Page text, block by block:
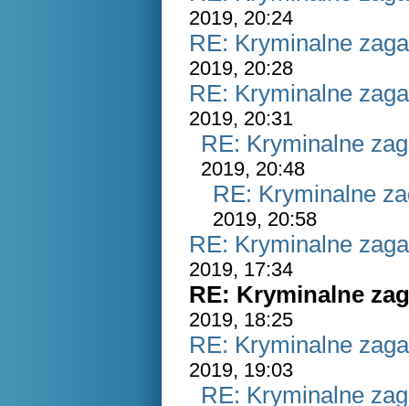
2019, 20:24
RE: Kryminalne
2019, 20:28
RE: Kryminalne
2019, 20:31
RE: Kryminalne
2019, 20:48
RE: Kryminalne
2019, 20:58
RE: Kryminalne
2019, 17:34
RE: Kryminalne
2019, 18:25
RE: Kryminalne
2019, 19:03
RE: Kryminalne